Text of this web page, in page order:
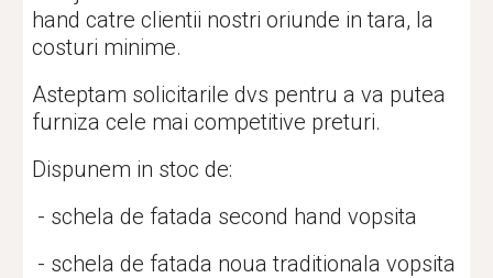
hand catre clientii nostri oriunde in tara, la
costuri minime.
Asteptam solicitarile dvs pentru a va putea
furniza cele mai competitive preturi.
Dispunem in stoc de:
- schela de fatada second hand vopsita
- schela de fatada noua traditionala vopsita